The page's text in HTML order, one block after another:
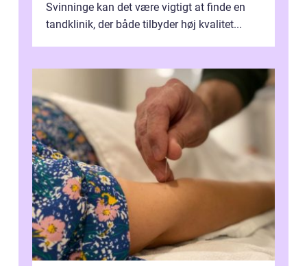
Svinninge kan det være vigtigt at finde en
tandklinik, der både tilbyder høj kvalitet...